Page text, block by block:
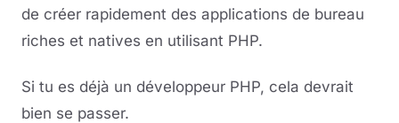
de créer rapidement des applications de bureau
riches et natives en utilisant PHP.
Si tu es déjà un développeur PHP, cela devrait
bien se passer.